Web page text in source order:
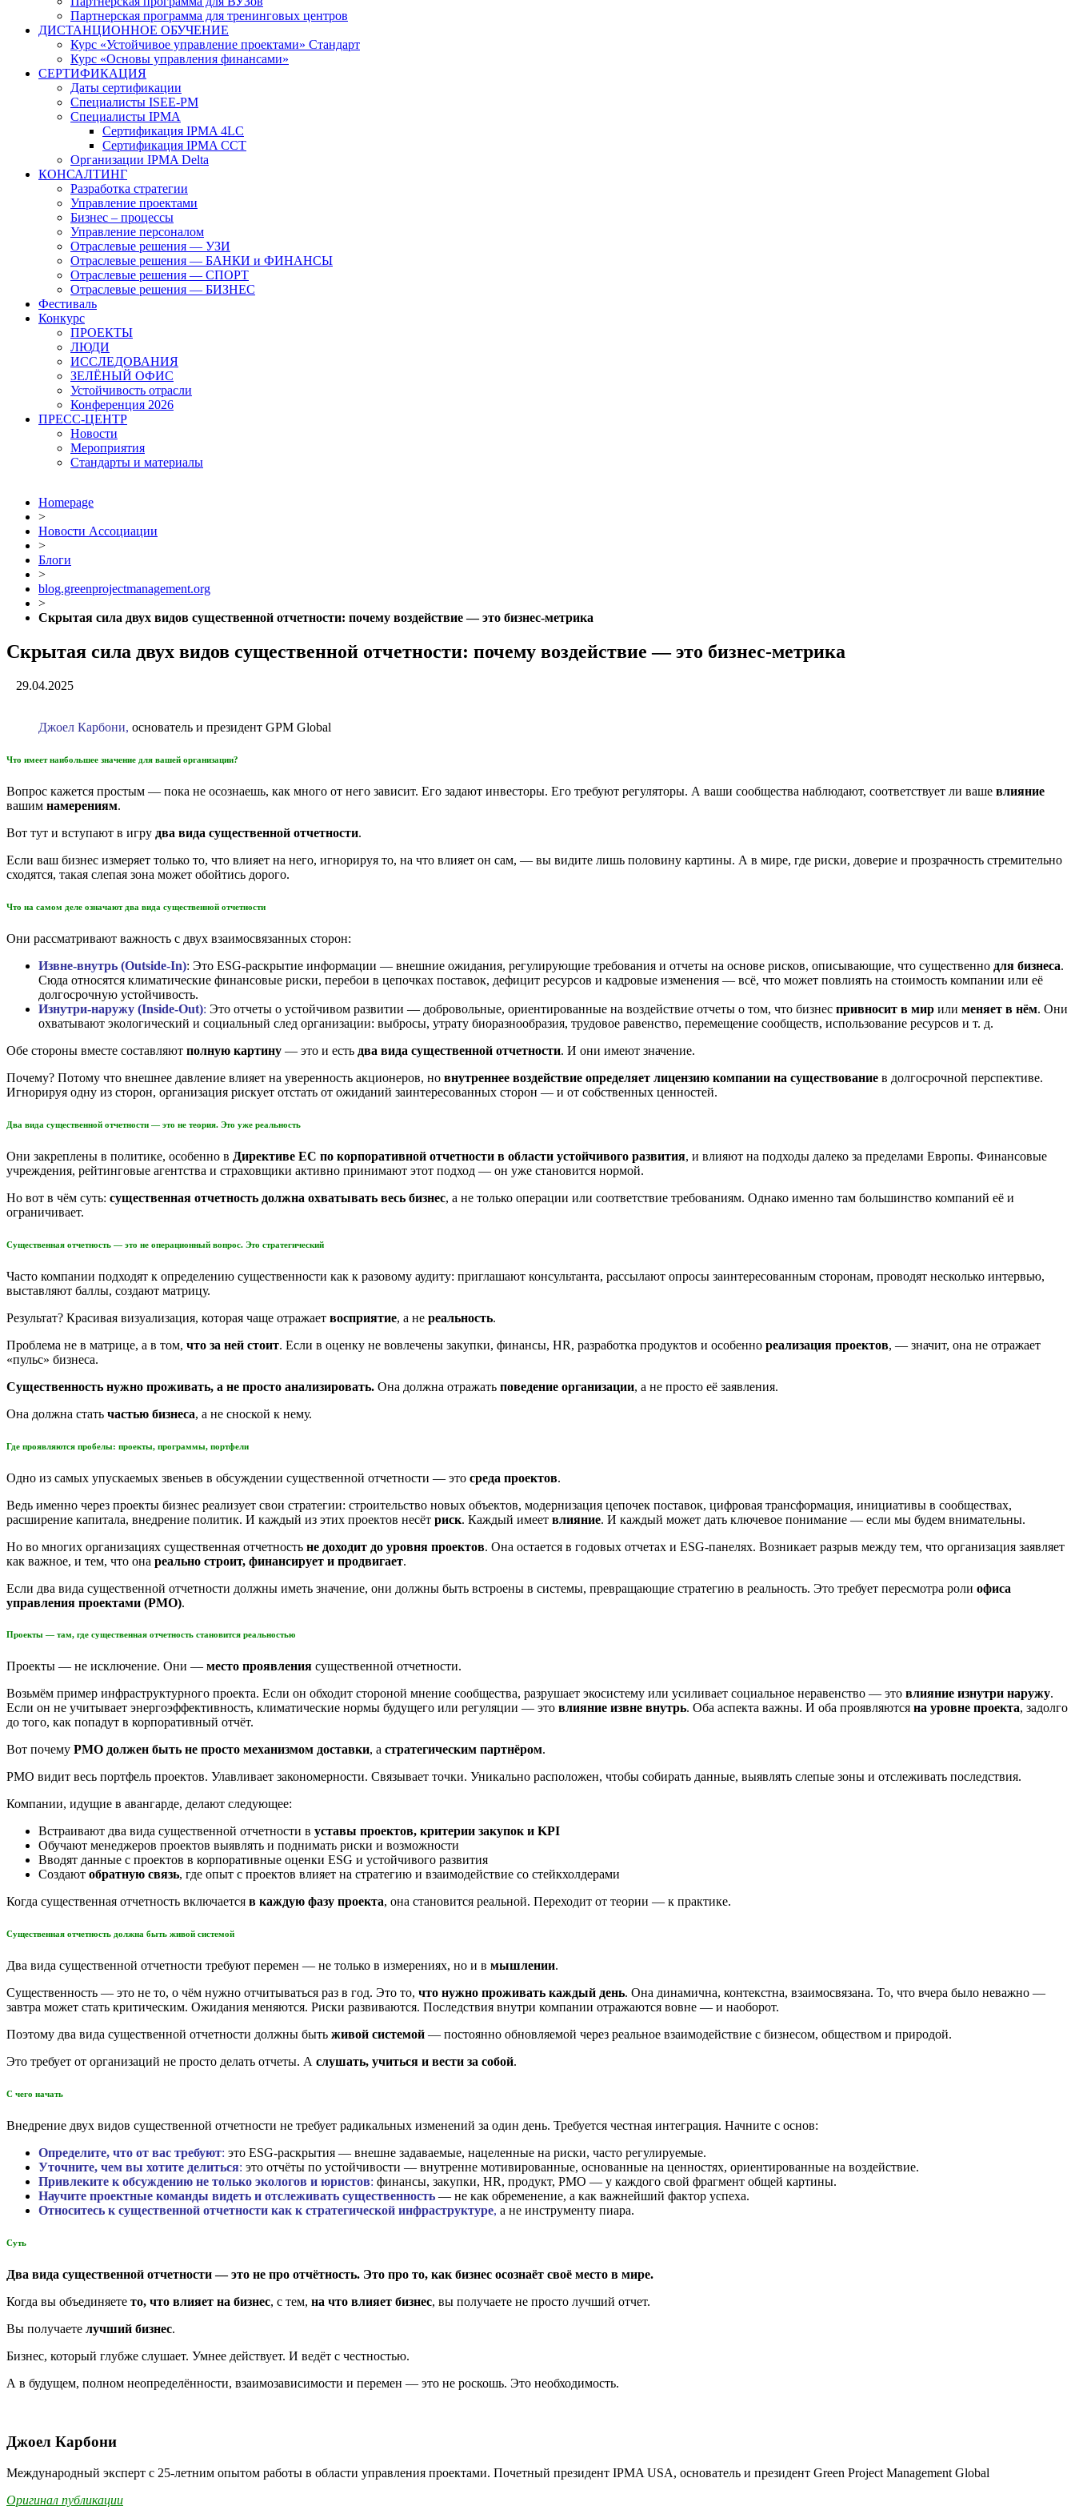
Партнерская программа для тренинговых центров
ДИСТАНЦИОННОЕ ОБУЧЕНИЕ
Курс «Устойчивое управление проектами» Стандарт
Курс «Основы управления финансами»
СЕРТИФИКАЦИЯ
Даты сертификации
Специалисты ISEE-PM
Специалисты IPMA
Сертификация IPMA 4LC
Сертификация IPMA CCT
Организации IPMA Delta
КОНСАЛТИНГ
Разработка стратегии
Управление проектами
Бизнес – процессы
Управление персоналом
Отраслевые решения — УЗИ
Отраслевые решения — БАНКИ и ФИНАНСЫ
Отраслевые решения — СПОРТ
Отраслевые решения — БИЗНЕС
Фестиваль
Конкурс
ПРОЕКТЫ
ЛЮДИ
ИССЛЕДОВАНИЯ
ЗЕЛЁНЫЙ ОФИС
Устойчивость отрасли
Конференция 2026
ПРЕСС-ЦЕНТР
Новости
Мероприятия
Стандарты и материалы
Homepage
>
Новости Ассоциации
>
Блоги
>
blog.greenprojectmanagement.org
>
Скрытая сила двух видов существенной отчетности: почему воздействие — это бизнес-метрика
Скрытая сила двух видов существенной отчетности: почему воздействие — это бизнес-метрика
29.04.2025
Джоел Карбони, основатель и президент GPM Global
Что имеет наибольшее значение для вашей организации?
Вопрос кажется простым — пока не осознаешь, как много от него зависит. Его задают инвесторы. Его требуют регуляторы. А ваши сообщества наблюдают, соответствует ли ваше влияние
вашим намерениям.
Вот тут и вступают в игру два вида существенной отчетности.
Если ваш бизнес измеряет только то, что влияет на него, игнорируя то, на что влияет он сам, — вы видите лишь половину картины. А в мире, где риски, доверие и прозрачность стремительно
сходятся, такая слепая зона может обойтись дорого.
Что на самом деле означают два вида существенной отчетности
Они рассматривают важность с двух взаимосвязанных сторон:
Извне-внутрь (Outside-In): Это ESG-раскрытие информации — внешние ожидания, регулирующие требования и отчеты на основе рисков, описывающие, что существенно для бизнеса.
Сюда относятся климатические финансовые риски, перебои в цепочках поставок, дефицит ресурсов и кадровые изменения — всё, что может повлиять на стоимость компании или её
долгосрочную устойчивость.
Изнутри-наружу (Inside-Out): Это отчеты о устойчивом развитии — добровольные, ориентированные на воздействие отчеты о том, что бизнес привносит в мир или меняет в нём. Они
охватывают экологический и социальный след организации: выбросы, утрату биоразнообразия, трудовое равенство, перемещение сообществ, использование ресурсов и т. д.
Обе стороны вместе составляют полную картину — это и есть два вида существенной отчетности. И они имеют значение.
Почему? Потому что внешнее давление влияет на уверенность акционеров, но внутреннее воздействие определяет лицензию компании на существование в долгосрочной перспективе.
Игнорируя одну из сторон, организация рискует отстать от ожиданий заинтересованных сторон — и от собственных ценностей.
Два вида существенной отчетности — это не теория. Это уже реальность
Они закреплены в политике, особенно в Директиве ЕС по корпоративной отчетности в области устойчивого развития, и влияют на подходы далеко за пределами Европы. Финансовые
учреждения, рейтинговые агентства и страховщики активно принимают этот подход — он уже становится нормой.
Но вот в чём суть: существенная отчетность должна охватывать весь бизнес, а не только операции или соответствие требованиям. Однако именно там большинство компаний её и
ограничивает.
Существенная отчетность — это не операционный вопрос. Это стратегический
Часто компании подходят к определению существенности как к разовому аудиту: приглашают консультанта, рассылают опросы заинтересованным сторонам, проводят несколько интервью,
выставляют баллы, создают матрицу.
Результат? Красивая визуализация, которая чаще отражает восприятие, а не реальность.
Проблема не в матрице, а в том, что за ней стоит. Если в оценку не вовлечены закупки, финансы, HR, разработка продуктов и особенно реализация проектов, — значит, она не отражает
«пульс» бизнеса.
Существенность нужно проживать, а не просто анализировать. Она должна отражать поведение организации, а не просто её заявления.
Она должна стать частью бизнеса, а не сноской к нему.
Где проявляются пробелы: проекты, программы, портфели
Одно из самых упускаемых звеньев в обсуждении существенной отчетности — это среда проектов.
Ведь именно через проекты бизнес реализует свои стратегии: строительство новых объектов, модернизация цепочек поставок, цифровая трансформация, инициативы в сообществах,
расширение капитала, внедрение политик. И каждый из этих проектов несёт риск. Каждый имеет влияние. И каждый может дать ключевое понимание — если мы будем внимательны.
Но во многих организациях существенная отчетность не доходит до уровня проектов. Она остается в годовых отчетах и ESG-панелях. Возникает разрыв между тем, что организация заявляет
как важное, и тем, что она реально строит, финансирует и продвигает.
Если два вида существенной отчетности должны иметь значение, они должны быть встроены в системы, превращающие стратегию в реальность. Это требует пересмотра роли офиса
управления проектами (PMO).
Проекты — там, где существенная отчетность становится реальностью
Проекты — не исключение. Они — место проявления существенной отчетности.
Возьмём пример инфраструктурного проекта. Если он обходит стороной мнение сообщества, разрушает экосистему или усиливает социальное неравенство — это влияние изнутри наружу.
Если он не учитывает энергоэффективность, климатические нормы будущего или регуляции — это влияние извне внутрь. Оба аспекта важны. И оба проявляются на уровне проекта, задолго
до того, как попадут в корпоративный отчёт.
Вот почему PMO должен быть не просто механизмом доставки, а стратегическим партнёром.
PMO видит весь портфель проектов. Улавливает закономерности. Связывает точки. Уникально расположен, чтобы собирать данные, выявлять слепые зоны и отслеживать последствия.
Компании, идущие в авангарде, делают следующее:
Встраивают два вида существенной отчетности в уставы проектов, критерии закупок и KPI
Обучают менеджеров проектов выявлять и поднимать риски и возможности
Вводят данные с проектов в корпоративные оценки ESG и устойчивого развития
Создают обратную связь, где опыт с проектов влияет на стратегию и взаимодействие со стейкхолдерами
Когда существенная отчетность включается в каждую фазу проекта, она становится реальной. Переходит от теории — к практике.
Существенная отчетность должна быть живой системой
Два вида существенной отчетности требуют перемен — не только в измерениях, но и в мышлении.
Существенность — это не то, о чём нужно отчитываться раз в год. Это то, что нужно проживать каждый день. Она динамична, контекстна, взаимосвязана. То, что вчера было неважно —
завтра может стать критическим. Ожидания меняются. Риски развиваются. Последствия внутри компании отражаются вовне — и наоборот.
Поэтому два вида существенной отчетности должны быть живой системой — постоянно обновляемой через реальное взаимодействие с бизнесом, обществом и природой.
Это требует от организаций не просто делать отчеты. А слушать, учиться и вести за собой.
С чего начать
Внедрение двух видов существенной отчетности не требует радикальных изменений за один день. Требуется честная интеграция. Начните с основ:
Определите, что от вас требуют: это ESG-раскрытия — внешне задаваемые, нацеленные на риски, часто регулируемые.
Уточните, чем вы хотите делиться: это отчёты по устойчивости — внутренне мотивированные, основанные на ценностях, ориентированные на воздействие.
Привлеките к обсуждению не только экологов и юристов: финансы, закупки, HR, продукт, PMO — у каждого свой фрагмент общей картины.
Научите проектные команды видеть и отслеживать существенность — не как обременение, а как важнейший фактор успеха.
Относитесь к существенной отчетности как к стратегической инфраструктуре, а не инструменту пиара.
Суть
Два вида существенной отчетности — это не про отчётность. Это про то, как бизнес осознаёт своё место в мире.
Когда вы объединяете то, что влияет на бизнес, с тем, на что влияет бизнес, вы получаете не просто лучший отчет.
Вы получаете лучший бизнес.
Бизнес, который глубже слушает. Умнее действует. И ведёт с честностью.
А в будущем, полном неопределённости, взаимозависимости и перемен — это не роскошь. Это необходимость.
Джоел Карбони
Международный эксперт с 25-летним опытом работы в области управления проектами. Почетный президент IPMA USA, основатель и президент Green Project Management Global
Оригинал публикации